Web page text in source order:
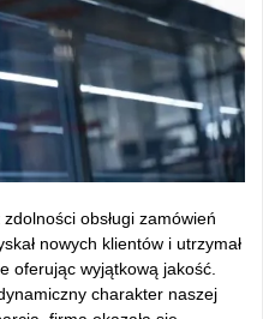
obsługi zamówień
nowych klientów i utrzymał
oferując wyjątkową jakość.
charakter naszej